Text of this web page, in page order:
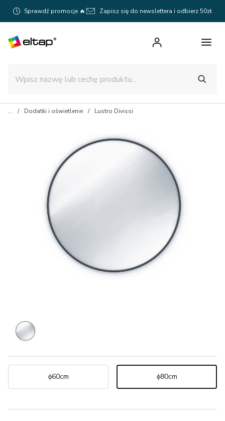
Sprawdź promocje 🔥 Zapisz się do newslettera i odbierz 50zł
Dodatki i oświetlenie Lustro Divissi
ϕ60cm ϕ80cm